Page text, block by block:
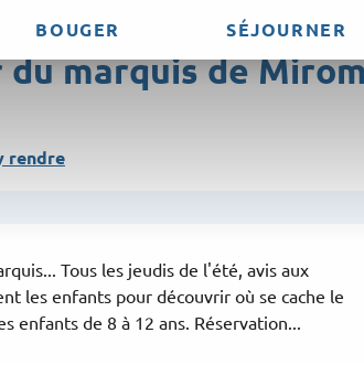
BOUGER SÉJOURNER
/ ...
marquis de
rendre
Tous les jeudis de l'été, avis aux
les enfants pour découvrir où se cache le
enfants de 8 à 12 ans. Réservation...